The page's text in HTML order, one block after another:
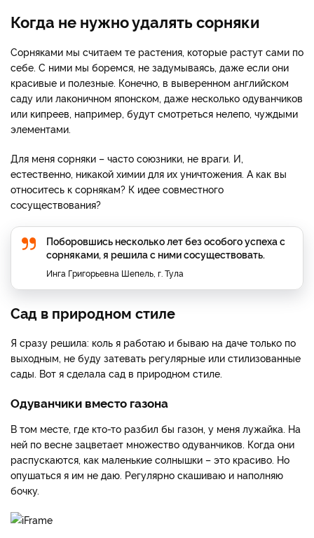
Когда не нужно удалять сорняки
Сорняками мы считаем те растения, которые растут сами по
себе. С ними мы боремся, не задумываясь, даже если они
красивые и полезные. Конечно, в выверенном английском
саду или лаконичном японском, даже несколько одуванчиков
или кипреев, например, будут смотреться нелепо, чуждыми
элементами.
Для меня сорняки – часто союзники, не враги. И,
естественно, никакой химии для их уничтожения. А как вы
относитесь к сорнякам? К идее совместного
сосуществования?
Поборовшись несколько лет без особого успеха с
сорняками, я решила с ними сосуществовать.
Инга Григорьевна Шепель, г. Тула
Сад в природном стиле
Я сразу решила: коль я работаю и бываю на даче только по
выходным, не буду затевать регулярные или стилизованные
сады. Вот я сделала сад в природном стиле.
Одуванчики вместо газона
В том месте, где кто-то разбил бы газон, у меня лужайка. На
ней по весне зацветает множество одуванчиков. Когда они
распускаются, как маленькие солнышки – это красиво. Но
опушаться я им не даю. Регулярно скашиваю и наполняю
бочку.